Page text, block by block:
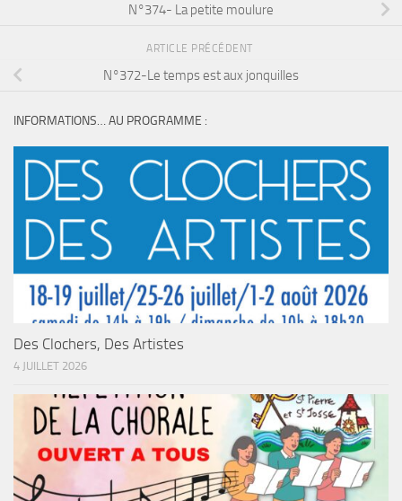
N°374- La petite moulure
ARTICLE PRÉCÉDENT
N°372-Le temps est aux jonquilles
INFORMATIONS… AU PROGRAMME :
Des Clochers, Des Artistes
4 JUILLET 2026